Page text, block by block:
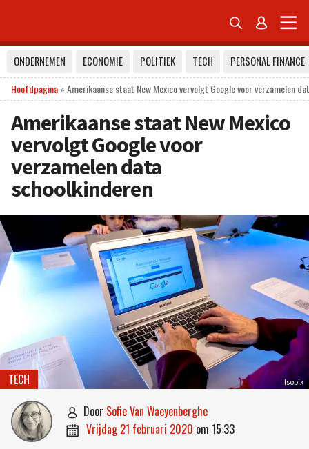
 
ONDERNEMEN ECONOMIE POLITIEK TECH
PERSONAL FINANCE
Hoofdpagina»Amerikaanse staat New Mexico vervolgt Google voor verzamelen
Amerikaanse staat New Mexico
vervolgt Google voor
verzamelen data
schoolkinderen
Isopix
TECH
 door Sofie Van Waeyenberghe
 vrijdag 21 februari 2020 om 15:33